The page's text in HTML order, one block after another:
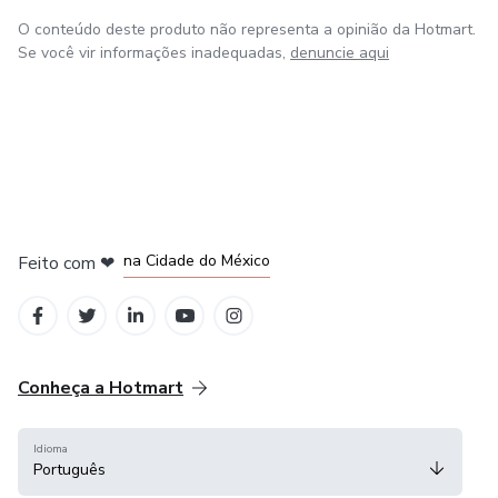
constantemente suas habilidades e expertise.
O conteúdo deste produto não representa a opinião da Hotmart.
Se você vir informações inadequadas, denuncie aqui
Feito com ❤ na Cidade do México
Conheça a Hotmart
Idioma
Português